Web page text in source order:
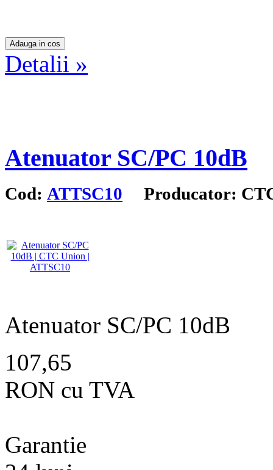
Detalii »
Atenuator SC/PC 10dB
Cod: ATTSC10 Producator:
Atenuator SC/PC 10dB
107,65
RON cu TVA
Garantie